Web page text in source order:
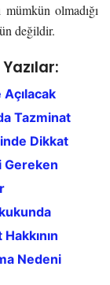
olmadığı
değildir.
Açılacak
Tazminat
Dikkat
Gereken
Nedeni